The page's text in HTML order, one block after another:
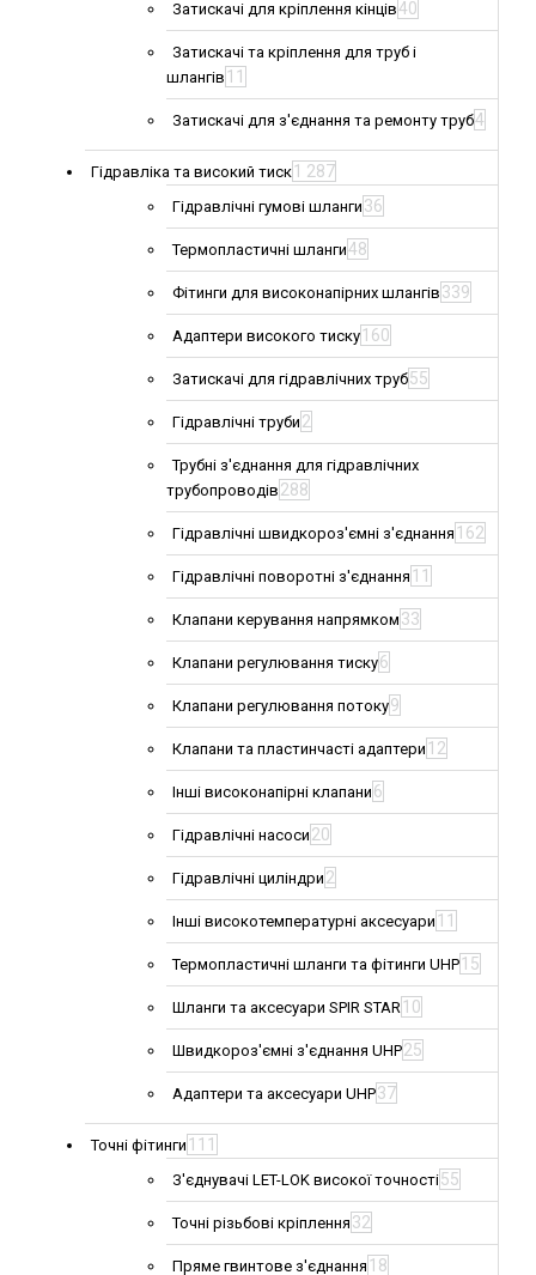
Затискачі для кріплення кінців40
Затискачі та кріплення для труб і
шлангів 11
Затискачі для з'єднання та ремонту труб4
Гідравліка та високий тиск 1 287
Гідравлічні гумові шланги 36
Термопластичні шланги48
Фітинги для високонапірних шлангів 339
Адаптери високого тиску 160
Затискачі для гідравлічних труб55
Гідравлічні труби 2
Трубні з'єднання для гідравлічних
трубопроводів 288
Гідравлічні швидкороз'ємні з'єднання 162
Гідравлічні поворотні з'єднання 11
Клапани керування напрямком 33
Клапани регулювання тиску6
Клапани регулювання потоку9
Клапани та пластинчасті адаптери 12
Інші високонапірні клапани 6
Гідравлічні насоси 20
Гідравлічні циліндри 2
Інші високотемпературні аксесуари 11
Термопластичні шланги та фітинги UHP 15
Шланги та аксесуари SPIR STAR 10
Швидкороз'ємні з'єднання UHP25
Адаптери та аксесуари UHP37
Точні фітинги 111
З'єднувачі LET-LOK високої точності55
Точні різьбові кріплення 32
Пряме гвинтове з'єднання 18